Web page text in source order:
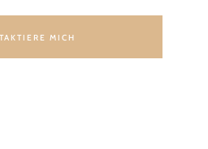
MICH